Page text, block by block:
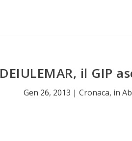
DEIULEMAR, il GIP
Gen 26, 2013 |Cronaca, in